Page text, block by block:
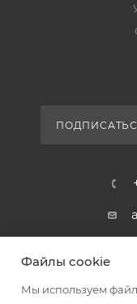
Файлы cookie
Мы используем